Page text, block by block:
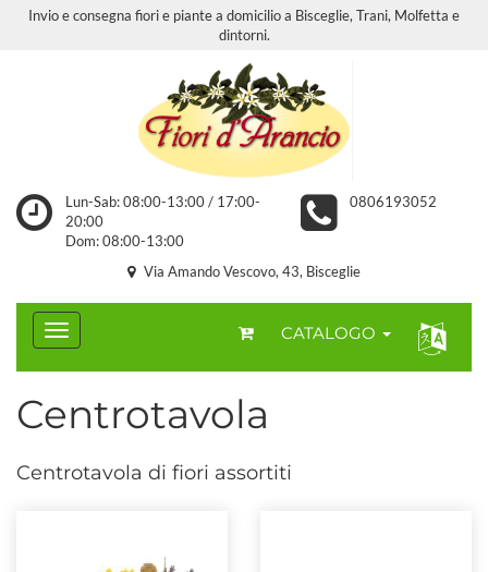
Invio e consegna fiori e piante a domicilio a Bisceglie, Trani, Molfetta e
dintorni.
Lun-Sab: 08:00-13:00 / 17:00-
20:00
Dom: 08:00-13:00
0806193052
Via Amando Vescovo, 43, Bisceglie
CATALOGO
Centrotavola
Centrotavola di fiori assortiti